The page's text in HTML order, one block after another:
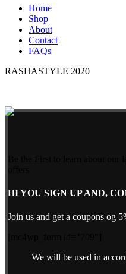
Home
Shop
About
Contact
FAQs
RASHASTYLE 2020
HI YOU SIGN UP AND,
Join us and get a coupons og
We will be used in